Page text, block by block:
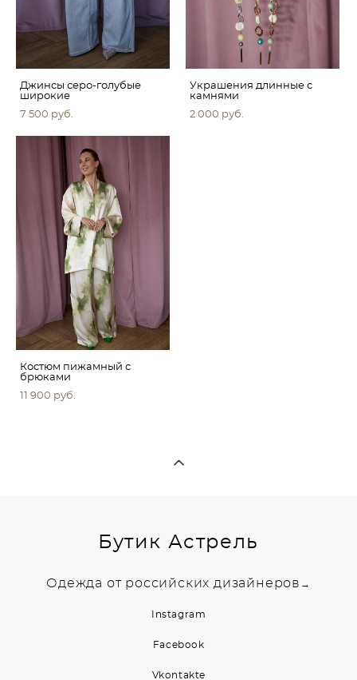
Джинсы серо-голубые
широкие
7 500 pуб.
Украшения длинные с
камнями
2 000 pуб.
Костюм пижамный с
брюками
11 900 pуб.
Бутик Астрель
Одежда от российских дизайнеров →
Instagram
Facebook
Vkontakte